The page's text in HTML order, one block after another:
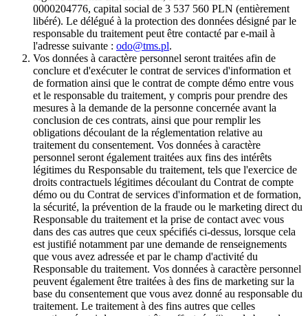
0000204776, capital social de 3 537 560 PLN (entièrement
libéré). Le délégué à la protection des données désigné par le
responsable du traitement peut être contacté par e-mail à
l'adresse suivante : odo@tms.pl.
Vos données à caractère personnel seront traitées afin de
conclure et d'exécuter le contrat de services d'information et
de formation ainsi que le contrat de compte démo entre vous
et le responsable du traitement, y compris pour prendre des
mesures à la demande de la personne concernée avant la
conclusion de ces contrats, ainsi que pour remplir les
obligations découlant de la réglementation relative au
traitement du consentement. Vos données à caractère
personnel seront également traitées aux fins des intérêts
légitimes du Responsable du traitement, tels que l'exercice de
droits contractuels légitimes découlant du Contrat de compte
démo ou du Contrat de services d'information et de formation,
la sécurité, la prévention de la fraude ou le marketing direct du
Responsable du traitement et la prise de contact avec vous
dans des cas autres que ceux spécifiés ci-dessus, lorsque cela
est justifié notamment par une demande de renseignements
que vous avez adressée et par le champ d'activité du
Responsable du traitement. Vos données à caractère personnel
peuvent également être traitées à des fins de marketing sur la
base du consentement que vous avez donné au responsable du
traitement. Le traitement à des fins autres que celles